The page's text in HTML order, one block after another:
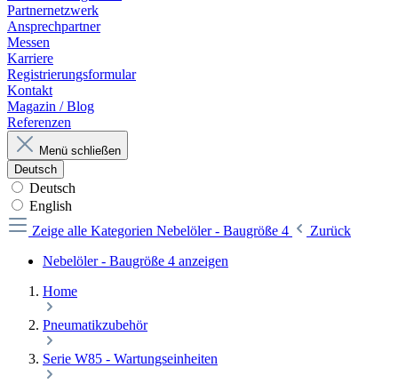
Partnernetzwerk
Ansprechpartner
Messen
Karriere
Registrierungsformular
Kontakt
Magazin / Blog
Referenzen
Menü schließen
Deutsch
Deutsch
English
Zeige alle Kategorien Nebelöler - Baugröße 4
Zurück
Nebelöler - Baugröße 4 anzeigen
Home
Pneumatikzubehör
Serie W85 - Wartungseinheiten